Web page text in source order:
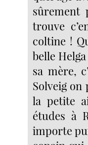
sûrement
trouve
coltine !
belle
sa mère,
Solveig
la petite
études à
importe